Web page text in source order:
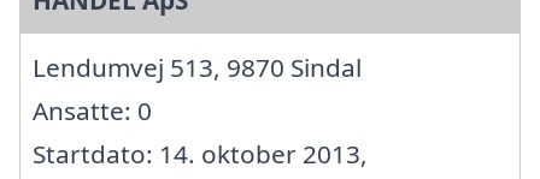
Lendumvej 513, 9870 Sindal
Ansatte: 0
Startdato: 14. oktober 2013,